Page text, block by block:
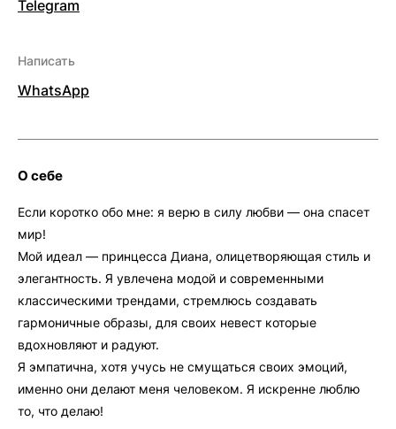
Telegram
Написать
WhatsApp
О себе
Если коротко обо мне: я верю в силу любви — она спасет
мир!
Мой идеал — принцесса Диана, олицетворяющая стиль и
элегантность. Я увлечена модой и современными
классическими трендами, стремлюсь создавать
гармоничные образы, для своих невест которые
вдохновляют и радуют.
Я эмпатична, хотя учусь не смущаться своих эмоций,
именно они делают меня человеком. Я искренне люблю
то, что делаю!